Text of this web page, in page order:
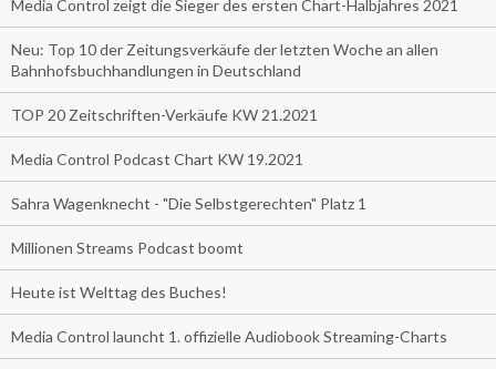
Media Control zeigt die Sieger des ersten Chart-Halbjahres 2021
Neu: Top 10 der Zeitungsverkäufe der letzten Woche an allen
Bahnhofsbuchhandlungen in Deutschland
TOP 20 Zeitschriften-Verkäufe KW 21.2021
Media Control Podcast Chart KW 19.2021
Sahra Wagenknecht - "Die Selbstgerechten" Platz 1
Millionen Streams Podcast boomt
Heute ist Welttag des Buches!
Media Control launcht 1. offizielle Audiobook Streaming-Charts